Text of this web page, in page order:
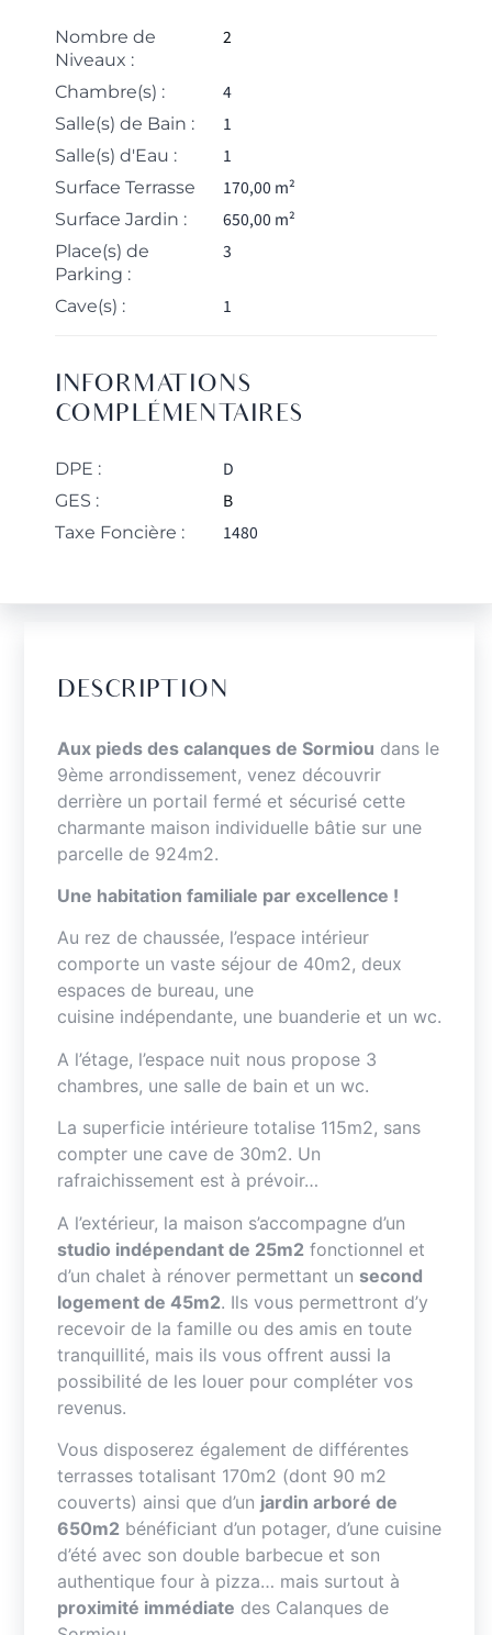
Nombre de
Niveaux :
2
Chambre(s) : 4
Salle(s) de Bain : 1
Salle(s) d'Eau : 1
Surface Terrasse 170,00 m²
Surface Jardin : 650,00 m²
Place(s) de
Parking :
3
Cave(s) : 1
INFORMATIONS
COMPLÉMENTAIRES
DPE : D
GES : B
Taxe Foncière : 1480
DESCRIPTION
Aux pieds des calanques de Sormiou dans le
9ème arrondissement, venez découvrir
derrière un portail fermé et sécurisé cette
charmante maison individuelle bâtie sur une
parcelle de 924m2.
Une habitation familiale par excellence !
Au rez de chaussée, l’espace intérieur
comporte un vaste séjour de 40m2, deux
espaces de bureau, une
cuisine indépendante, une buanderie et un wc.
A l’étage, l’espace nuit nous propose 3
chambres, une salle de bain et un wc.
La superficie intérieure totalise 115m2, sans
compter une cave de 30m2. Un
rafraichissement est à prévoir…
A l’extérieur, la maison s’accompagne d’un
studio indépendant de 25m2 fonctionnel et
d’un chalet à rénover permettant un second
logement de 45m2. Ils vous permettront d’y
recevoir de la famille ou des amis en toute
tranquillité, mais ils vous offrent aussi la
possibilité de les louer pour compléter vos
revenus.
Vous disposerez également de différentes
terrasses totalisant 170m2 (dont 90 m2
couverts) ainsi que d’un jardin arboré de
650m2 bénéficiant d’un potager, d’une cuisine
d’été avec son double barbecue et son
authentique four à pizza… mais surtout à
proximité immédiate des Calanques de